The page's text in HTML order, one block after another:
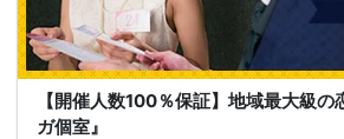
【開催人数100％保証】地域最大級の
ガ個室』